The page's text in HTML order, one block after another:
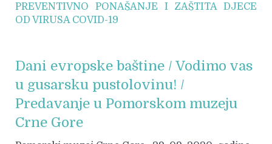
PREVENTIVNO PONAŠANJE I ZAŠTITA DJECE
OD VIRUSA COVID-19
Dani evropske baštine / Vodimo vas
u gusarsku pustolovinu! /
Predavanje u Pomorskom muzeju
Crne Gore